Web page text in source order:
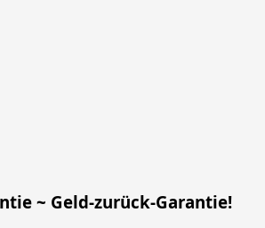
~ Geld-zurück-Garantie!